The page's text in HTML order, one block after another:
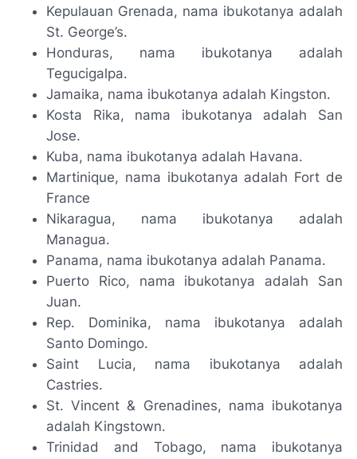
Kepulauan Grenada, nama ibukotanya adalah
St. George’s.
Honduras, nama ibukotanya adalah
Tegucigalpa.
Jamaika, nama ibukotanya adalah Kingston.
Kosta Rika, nama ibukotanya adalah San
Jose.
Kuba, nama ibukotanya adalah Havana.
Martinique, nama ibukotanya adalah Fort de
France
Nikaragua, nama ibukotanya adalah
Managua.
Panama, nama ibukotanya adalah Panama.
Puerto Rico, nama ibukotanya adalah San
Juan.
Rep. Dominika, nama ibukotanya adalah
Santo Domingo.
Saint Lucia, nama ibukotanya adalah
Castries.
St. Vincent & Grenadines, nama ibukotanya
adalah Kingstown.
Trinidad and Tobago, nama ibukotanya